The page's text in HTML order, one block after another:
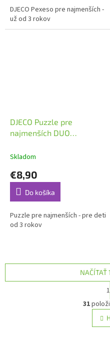
DJECO Pexeso pre najmenších -
už od 3 rokov
DJECO Puzzle pre
najmenších DUO
Skladom
€8,90
Do košíka
Puzzle pre najmenších - pre deti
od 3 rokov
NAČÍTAŤ
1
31